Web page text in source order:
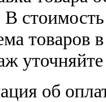
товаров
об